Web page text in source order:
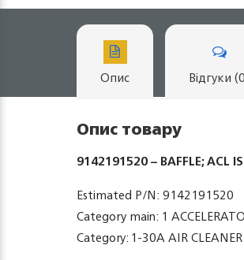
Опис Відгуки
Опис товару
9142191520 – BAFFLE; ACL
Estimated P/N: 9142191520
Category main: 1
Category: 1-30A AIR CLEANER